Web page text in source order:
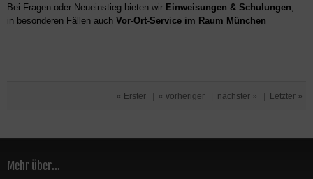
Bei Fragen oder Neueinstieg bieten wir Einweisungen & Schulungen,
in besonderen Fällen auch Vor-Ort-Service im Raum München
« Erster « vorheriger nächster » Letzter »
Mehr über...